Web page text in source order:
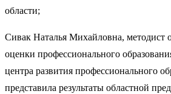
области;
Сивак Наталья Михайловна, методист
оценки профессионального
центра развития профессионального
представила результаты областной